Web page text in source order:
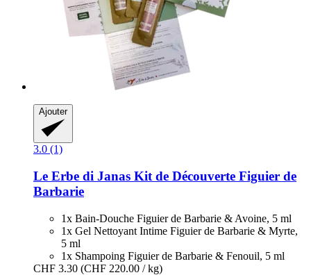
Ajouter
3.0 (1)
Le Erbe di Janas Kit de Découverte Figuier de
Barbarie
1x Bain-Douche Figuier de Barbarie & Avoine, 5 ml
1x Gel Nettoyant Intime Figuier de Barbarie & Myrte,
5 ml
1x Shampoing Figuier de Barbarie & Fenouil, 5 ml
CHF 3.30 (CHF 220.00 / kg)